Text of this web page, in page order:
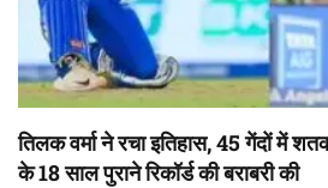
तिलक वर्मा ने रचा इतिहास, 45 गेंदों में
के 18 साल पुराने रिकॉर्ड की बराबरी की